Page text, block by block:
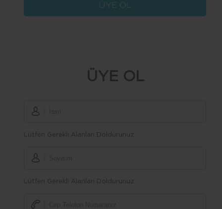
ÜYE OL
ÜYE OL
Lütfen Gerekli Alanları Doldurunuz.
Lütfen Gerekli Alanları Doldurunuz.